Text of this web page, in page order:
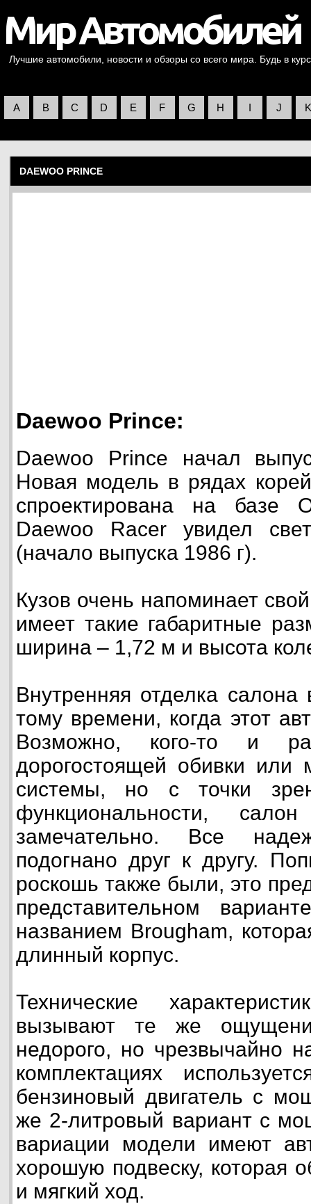
Лучшие автомобили, новости и обзоры со всего мира. Будь в
A B C D E F G H I J K
DAEWOO PRINCE
Daewoo Prince:
Daewoo Prince начал
Новая модель в рядах
спроектирована на базе
Daewoo Racer увидел
(начало выпуска 1986 г).
Кузов очень напоминает
имеет такие габаритные
ширина – 1,72 м и высота
Внутренняя отделка салона
тому времени, когда этот
Возможно, кого-то и
дорогостоящей обивки или
системы, но с точки
функциональности,
замечательно. Все
подогнано друг к другу.
роскошь также были, это
представительном
названием Brougham,
длинный корпус.
Технические
вызывают те же
недорого, но чрезвычайно
комплектациях
бензиновый двигатель с
же 2-литровый вариант с
вариации модели имеют
хорошую подвеску, которая
и мягкий ход.